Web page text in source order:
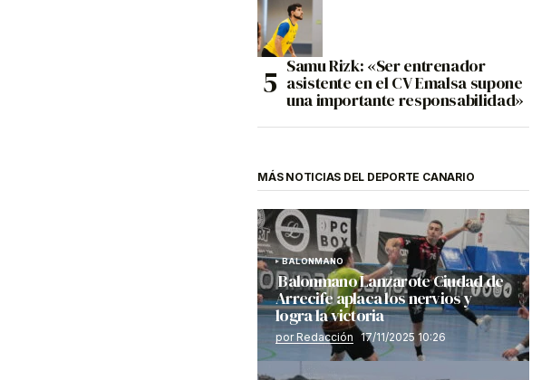
Samu Rizk: «Ser entrenador
asistente en el CV Emalsa supone
una importante responsabilidad»
MÁS NOTICIAS DEL DEPORTE CANARIO
BALONMANO
Balonmano Lanzarote Ciudad de
Arrecife aplaca los nervios y
logra la victoria
por Redacción 17/11/2025 10:26